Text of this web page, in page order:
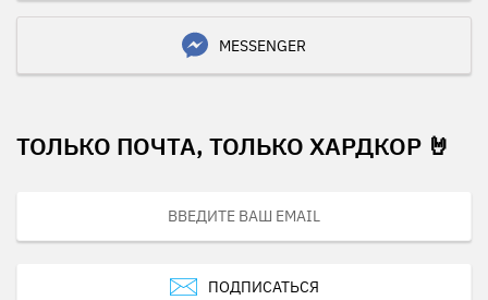
MESSENGER
ТОЛЬКО ПОЧТА, ТОЛЬКО ХАРДКОР 🤘
ПОДПИСАТЬСЯ